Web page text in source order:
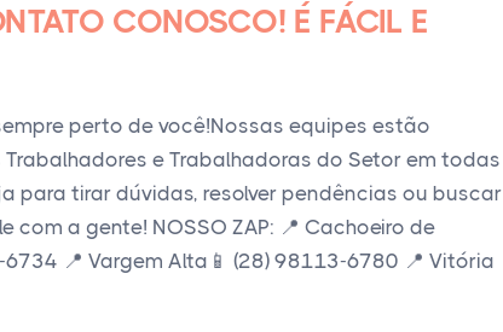
CONOSCO! É FÁCIL E
perto de você!Nossas equipes estão
e Trabalhadoras do Setor em todas
para tirar dúvidas, resolver pendências ou buscar
a gente! NOSSO ZAP: 📍 Cachoeiro de
📍 Vargem Alta📱 (28) 98113-6780 📍 Vitória